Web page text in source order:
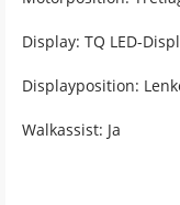
Display: TQ LED-
Displayposition:
Walkassist: Ja